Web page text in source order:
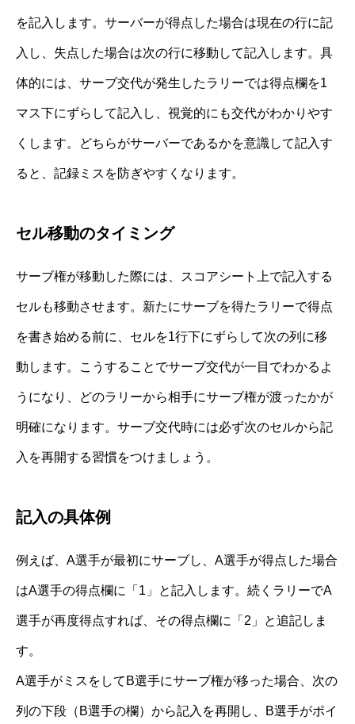
を記入します。サーバーが得点した場合は現在の行に記
入し、失点した場合は次の行に移動して記入します。具
体的には、サーブ交代が発生したラリーでは得点欄を1
マス下にずらして記入し、視覚的にも交代がわかりやす
くします。どちらがサーバーであるかを意識して記入す
ると、記録ミスを防ぎやすくなります。
セル移動のタイミング
サーブ権が移動した際には、スコアシート上で記入する
セルも移動させます。新たにサーブを得たラリーで得点
を書き始める前に、セルを1行下にずらして次の列に移
動します。こうすることでサーブ交代が一目でわかるよ
うになり、どのラリーから相手にサーブ権が渡ったかが
明確になります。サーブ交代時には必ず次のセルから記
入を再開する習慣をつけましょう。
記入の具体例
例えば、A選手が最初にサーブし、A選手が得点した場合
はA選手の得点欄に「1」と記入します。続くラリーでA
選手が再度得点すれば、その得点欄に「2」と追記しま
す。
A選手がミスをしてB選手にサーブ権が移った場合、次の
列の下段（B選手の欄）から記入を再開し、B選手がポイ